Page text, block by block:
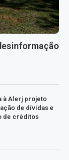
à Alerj projeto
de dívidas e
de créditos